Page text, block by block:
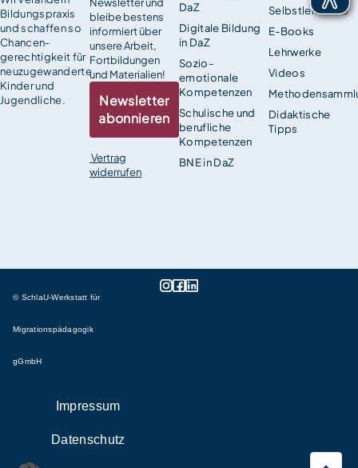
Bildungspraxis
und schaffen so
Chancen­
gerechtigkeit für
neuzugewanderte
Kinder und
Jugendliche.
DaZ
Digitale Bildung
in DaZ
Sozio-
emotionale
Kompetenzen
Schulische und
berufliche
Kompetenzen
BNE in DaZ
Selbstlernkurse
E-Books
Lehrwerke
Videos
Didaktische
Tipps
bleibe bestens
informiert über
unsere Arbeit,
Fortbildungen
und Materialien!
Newsletter
abonnieren
Vertrag
widerrufen
© SchlaU-Werkstatt für
Migrationspädagogik
gGmbH
Impressum
Datenschutz